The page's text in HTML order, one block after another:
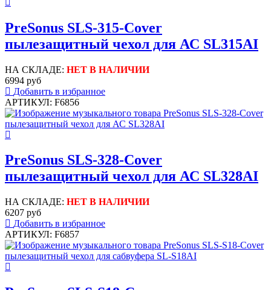
PreSonus SLS-315-Cover
пылезащитный чехол для АС SL315AI
НА СКЛАДЕ: НЕТ В НАЛИЧИИ
6994 руб
Добавить в избранное
АРТИКУЛ: F6856
PreSonus SLS-328-Cover
пылезащитный чехол для АС SL328AI
НА СКЛАДЕ: НЕТ В НАЛИЧИИ
6207 руб
Добавить в избранное
АРТИКУЛ: F6857